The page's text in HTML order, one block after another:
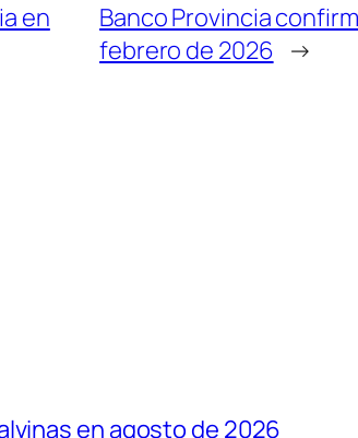
en
Banco Provincia
febrero de 2026 →
en agosto de 2026